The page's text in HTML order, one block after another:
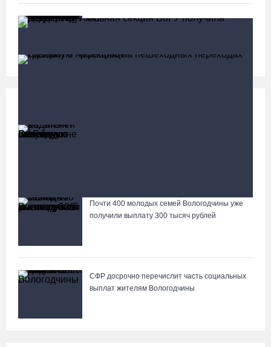
Лазерную проекцию на пешеходных переходах сделают в
«Дом СВО» в Череповце за полгода работы
Почти 400 молодых семей Вологодчины уже
получили выплату 300 тысяч рублей
СФР досрочно перечислит часть социальных
выплат жителям Вологодчины